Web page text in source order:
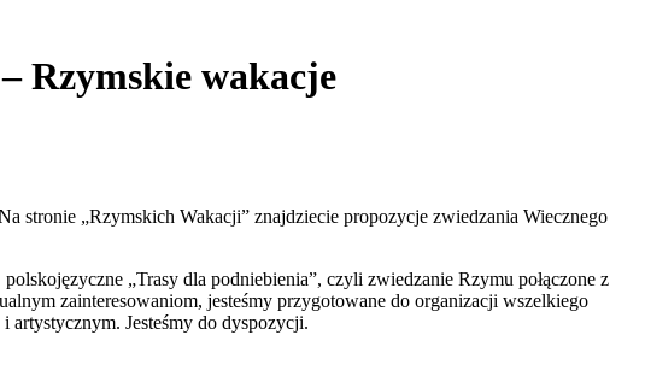
Rzymskie wakacje
„Rzymskich Wakacji” znajdziecie propozycje zwiedzania Wiecznego
„Trasy dla podniebienia”, czyli zwiedzanie Rzymu połączone z
zainteresowaniom, jesteśmy przygotowane do organizacji wszelkiego
Jesteśmy do dyspozycji.